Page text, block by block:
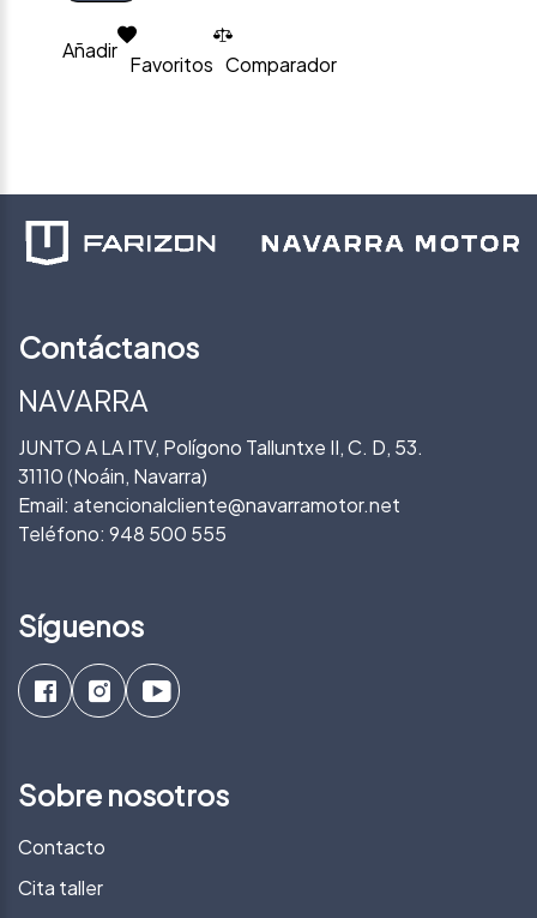
Añadir
Favoritos Comparador
Contáctanos
NAVARRA
JUNTO A LA ITV, Polígono Talluntxe II, C. D, 53.
31110 (Noáin, Navarra)
Email: atencionalcliente@navarramotor.net
Teléfono: 948 500 555
Síguenos
Sobre nosotros
Contacto
Cita taller